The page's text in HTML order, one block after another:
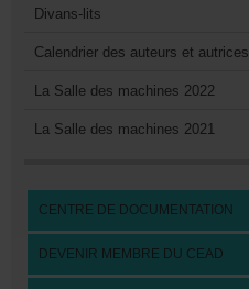
Divans-lits
Calendrierdesauteursetautrices
LaSalledesmachines2022
LaSalledesmachines2021
CENTREDEDOCUMENTATION
DEVENIRMEMBREDUCEAD